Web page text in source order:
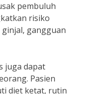
pembuluh
risiko
gangguan
juga dapat
Pasien
diet ketat, rutin